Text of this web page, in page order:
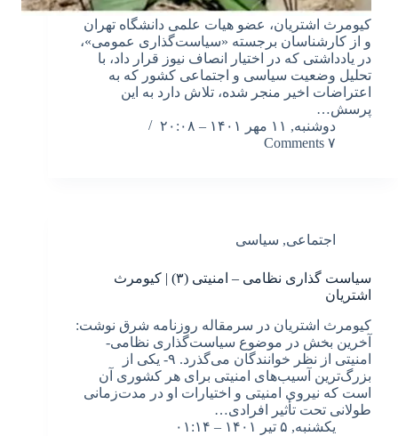
کیومرث اشتریان، عضو هیات علمی دانشگاه تهران
و از کارشناسان برجسته «سیاست‌گذاری عمومی»،
در یادداشتی که در اختیار انصاف نیوز قرار داد، با
تحلیل وضعیت سیاسی و اجتماعی کشور که به
اعتراضات اخیر منجر شده، تلاش دارد به این
پرسش…
دوشنبه, ۱۱ مهر ۱۴۰۱ – ۲۰:۰۸
۷ Comments
اجتماعی, سیاسی
سیاست گذاری نظامی – امنیتی (۳) | کیومرث
اشتریان
کیومرث اشتریان در سرمقاله روزنامه شرق نوشت:
آخرین بخش در موضوع سیاست‌گذاری نظامی-
امنیتی از نظر خوانندگان می‌گذرد. ۹- یکی از
بزرگ‌ترین آسیب‌های امنیتی برای هر کشوری آن
است که نیروی امنیتی و اختیارات او در مدت‌زمانی
طولانی تحت تأثیر افرادی…
یکشنبه, ۵ تیر ۱۴۰۱ – ۰۱:۱۴